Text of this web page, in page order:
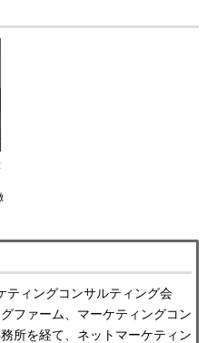
ティングコンサルティング会
ファーム、マーケティングコン
所を経て、ネットマーケティン